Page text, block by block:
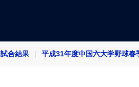
試合結果 平成31年度中国六大学野球春